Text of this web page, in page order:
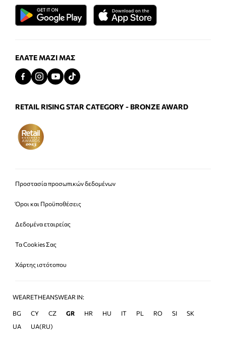
ΕΛΆΤΕ ΜΑΖΊ ΜΑΣ
RETAIL RISING STAR CATEGORY - BRONZE AWARD
Προστασία προσωπικών δεδομένων
Όροι και Προϋποθέσεις
Δεδομένα εταιρείας
Τα Cookies Σας
Χάρτης ιστότοπου
WEARETHEANSWEAR IN:
BG CY CZ GR HR HU IT PL RO SI
SK
UA
UA(RU)